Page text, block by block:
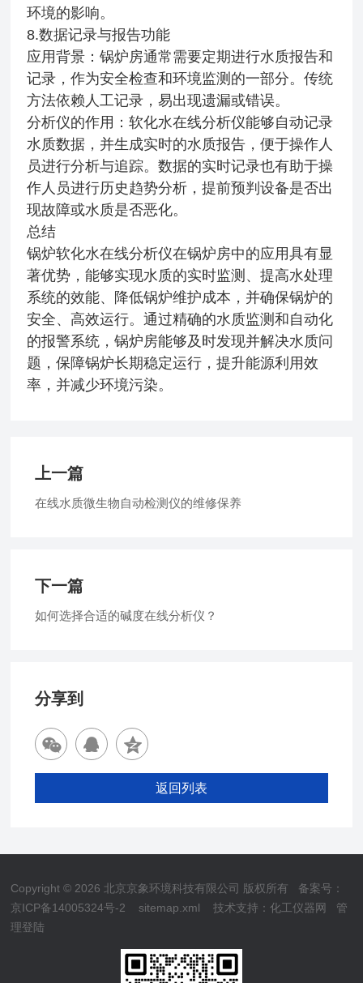
环境的影响。
8.数据记录与报告功能
应用背景：锅炉房通常需要定期进行水质报告和
记录，作为安全检查和环境监测的一部分。传统
方法依赖人工记录，易出现遗漏或错误。
分析仪的作用：软化水在线分析仪能够自动记录
水质数据，并生成实时的水质报告，便于操作人
员进行分析与追踪。数据的实时记录也有助于操
作人员进行历史趋势分析，提前预判设备是否出
现故障或水质是否恶化。
总结
锅炉软化水在线分析仪在锅炉房中的应用具有显
著优势，能够实现水质的实时监测、提高水处理
系统的效能、降低锅炉维护成本，并确保锅炉的
安全、高效运行。通过精确的水质监测和自动化
的报警系统，锅炉房能够及时发现并解决水质问
题，保障锅炉长期稳定运行，提升能源利用效
率，并减少环境污染。
上一篇
在线水质微生物自动检测仪的维修保养
下一篇
如何选择合适的碱度在线分析仪？
分享到
返回列表
Copyright © 2026 北京京象环境科技有限公司 版权所有 备案号：
京ICP备14005324号-2
sitemap.xml 技术支持：化工仪器网
管
理登陆